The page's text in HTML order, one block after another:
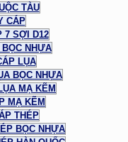
TÀU
CÁP
7 SỢI D12
NHỰA
LỤA
BỌC NHỰA
MẠ KẼM
MẠ KẼM
THÉP
BỌC NHỰA